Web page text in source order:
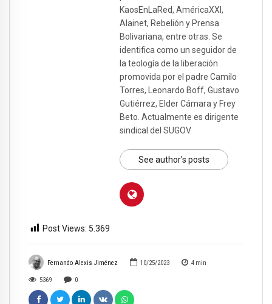
Fernando Alexis Jiménez 10/25/2023 4 min
5369 0
KaosEnLaRed, AméricaXXI,
Alainet, Rebelión y Prensa
Bolivariana, entre otras. Se
identifica como un seguidor de
la teología de la liberación
promovida por el padre Camilo
Torres, Leonardo Boff, Gustavo
Gutiérrez, Elder Cámara y Frey
Beto. Actualmente es dirigente
sindical del SUGOV.
See author's posts
Post Views: 5.369